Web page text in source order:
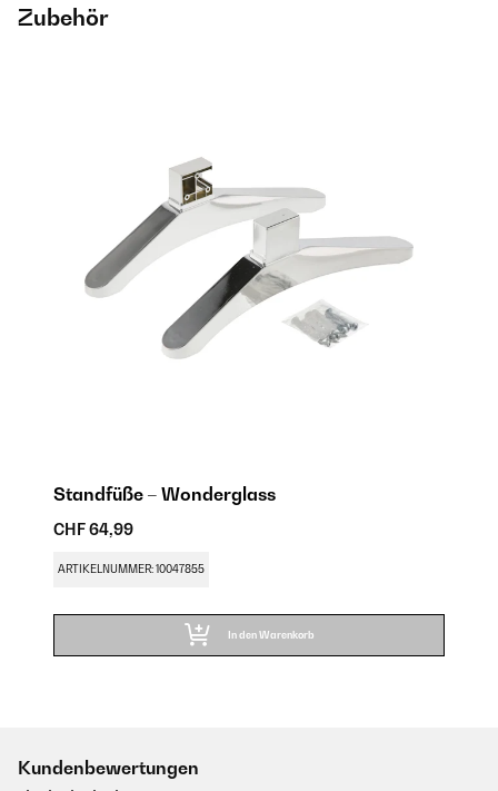
Zubehör
Standfüße – Wonderglass
CHF 64,99
ARTIKELNUMMER: 10047855
In den Warenkorb
Kundenbewertungen